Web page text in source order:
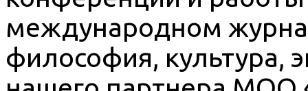
международном
философия, культура,